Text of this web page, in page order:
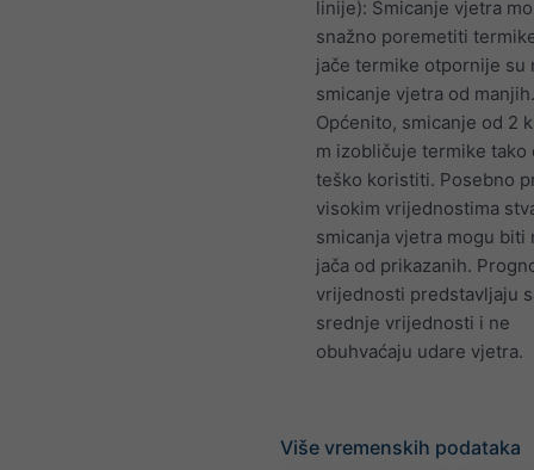
linije): Smicanje vjetra
snažno poremetiti
jače termike otpornije su
smicanje vjetra od manjih.
Općenito, smicanje od 2
m izobličuje termike tako
teško koristiti. Posebno
visokim vrijednostima
smicanja vjetra mogu biti
jača od prikazanih.
vrijednosti predstavljaju
srednje vrijednosti i ne
obuhvaćaju udare vjetra.
Više vremenskih podataka